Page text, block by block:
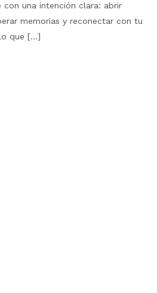
con una intención clara: abrir
memorias y reconectar con tu
que […]